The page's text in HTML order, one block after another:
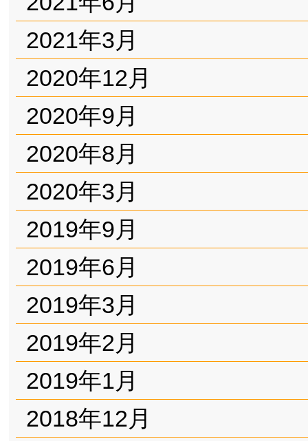
2021年3月
2020年12月
2020年9月
2020年8月
2020年3月
2019年9月
2019年6月
2019年3月
2019年2月
2019年1月
2018年12月